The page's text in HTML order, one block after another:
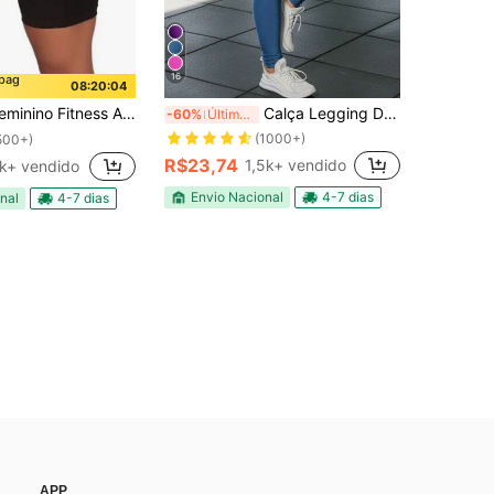
08:20:03
Academia com Bolso de Tela Porta Celular
vendido
4-7 dias
16
-60% Últimos 3 dias Calça Legging De Academia Cintura alta
(1000+)
R$23,74 1,5k+ vendido
Envio Nacional 4-7 dias